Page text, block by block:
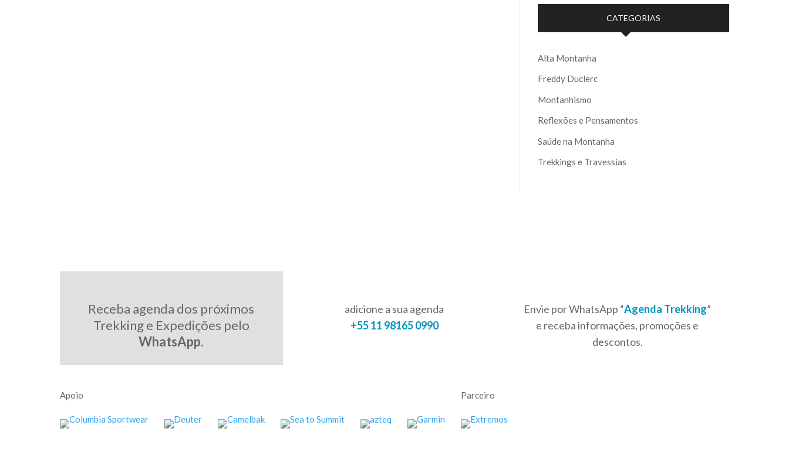
CATEGORIAS
Alta Montanha
Freddy Duclerc
Montanhismo
Reflexões e Pensamentos
Saúde na Montanha
Trekkings e Travessias
Receba agenda dos próximos
Trekking e Expedições pelo
WhatsApp.
adicione a sua agenda
+55 11 98165 0990
Envie por WhatsApp “Agenda Trekking”
e receba informações, promoções e
descontos.
Apoio Parceiro